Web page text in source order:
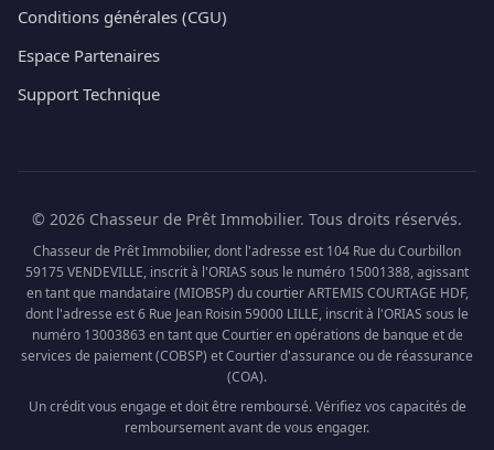
Conditions générales (CGU)
Espace Partenaires
Support Technique
© 2026 Chasseur de Prêt Immobilier. Tous droits réservés.
Chasseur de Prêt Immobilier, dont l'adresse est 104 Rue du Courbillon
59175 VENDEVILLE, inscrit à l'ORIAS sous le numéro 15001388, agissant
en tant que mandataire (MIOBSP) du courtier ARTEMIS COURTAGE HDF,
dont l'adresse est 6 Rue Jean Roisin 59000 LILLE, inscrit à l'ORIAS sous le
numéro 13003863 en tant que Courtier en opérations de banque et de
services de paiement (COBSP) et Courtier d'assurance ou de réassurance
(COA).
Un crédit vous engage et doit être remboursé. Vérifiez vos capacités de
remboursement avant de vous engager.